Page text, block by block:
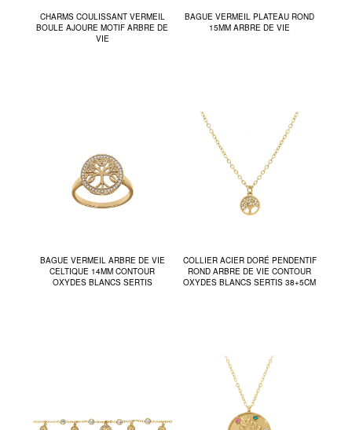
CHARMS COULISSANT VERMEIL
BOULE AJOURE MOTIF ARBRE DE
VIE
BAGUE VERMEIL PLATEAU ROND
15MM ARBRE DE VIE
BAGUE VERMEIL ARBRE DE VIE
CELTIQUE 14MM CONTOUR
OXYDES BLANCS SERTIS
COLLIER ACIER DORÉ PENDENTIF
ROND ARBRE DE VIE CONTOUR
OXYDES BLANCS SERTIS 38+5CM